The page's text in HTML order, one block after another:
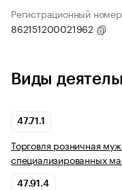
Регистрационный
862151200021962
Виды
47.71.1
Торговля розничная
специализированных
47.91.4